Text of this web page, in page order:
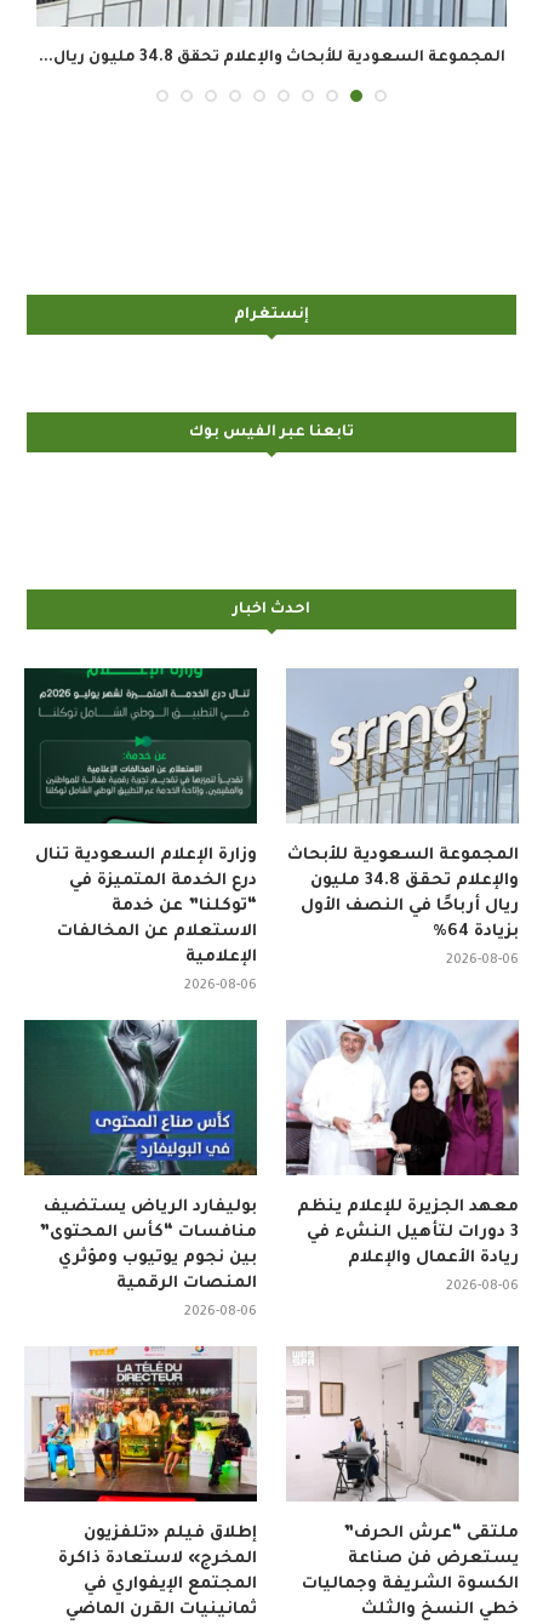
المجموعة السعودية للأبحاث والإعلام تحقق 34.8 مليون ريال...
إنستغرام
تابعنا عبر الفيس بوك
احدث اخبار
وزارة الإعلام السعودية تنال
درع الخدمة المتميزة في
“توكلنا” عن خدمة
الاستعلام عن المخالفات
الإعلامية
2026-08-06
المجموعة السعودية للأبحاث
والإعلام تحقق 34.8 مليون
ريال أرباحًا في النصف الأول
بزيادة 64%
2026-08-06
بوليفارد الرياض يستضيف
منافسات “كأس المحتوى”
بين نجوم يوتيوب ومؤثري
المنصات الرقمية
2026-08-06
معهد الجزيرة للإعلام ينظم
3 دورات لتأهيل النشء في
ريادة الأعمال والإعلام
2026-08-06
إطلاق فيلم «تلفزيون
المخرج» لاستعادة ذاكرة
المجتمع الإيفواري في
ثمانينيات القرن الماضي
ملتقى “عرش الحرف”
يستعرض فن صناعة
الكسوة الشريفة وجماليات
خطي النسخ والثلث